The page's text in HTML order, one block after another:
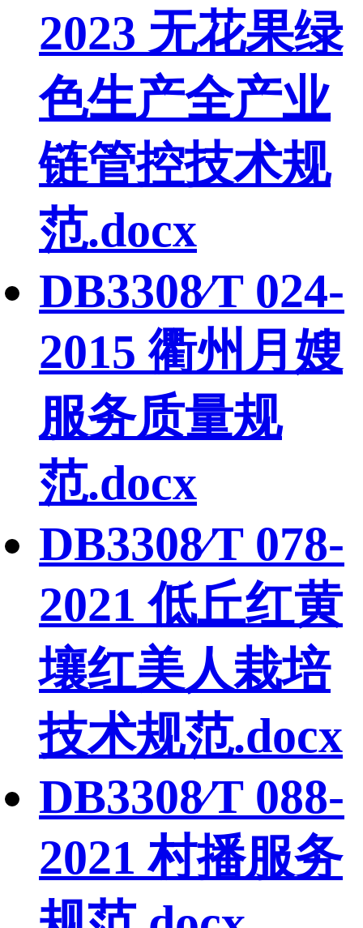
2023 无花果绿
色生产全产业
链管控技术规
范.docx
DB3308∕T 024-
2015 衢州月嫂
服务质量规
范.docx
DB3308∕T 078-
2021 低丘红黄
壤红美人栽培
技术规范.docx
DB3308∕T 088-
2021 村播服务